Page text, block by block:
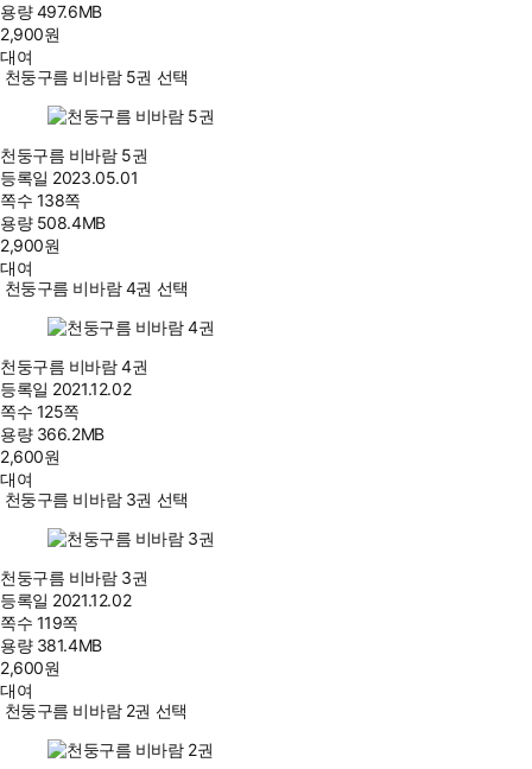
용량497.6MB
2,900원
대여
천둥구름 비바람 5권 선택
천둥구름 비바람 5권
등록일 2023.05.01
쪽수 138쪽
용량 508.4MB
2,900원
대여
천둥구름 비바람 4권 선택
천둥구름 비바람 4권
등록일 2021.12.02
쪽수 125쪽
용량 366.2MB
2,600원
대여
천둥구름 비바람 3권 선택
천둥구름 비바람 3권
등록일 2021.12.02
쪽수 119쪽
용량 381.4MB
2,600원
대여
천둥구름 비바람 2권 선택